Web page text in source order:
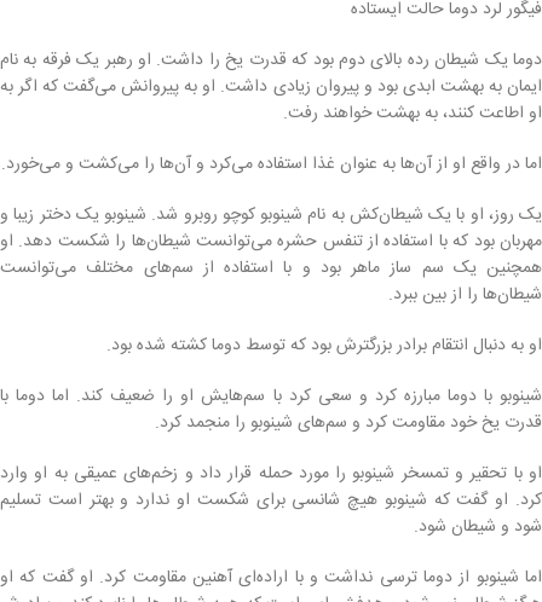
فیگور لرد دوما حالت ایستاده
دوما یک شیطان رده بالای دوم بود که قدرت یخ را داشت. او رهبر یک فرقه به نام
ایمان به بهشت ابدی بود و پیروان زیادی داشت. او به پیروانش می‌گفت که اگر به
او اطاعت کنند، به بهشت خواهند رفت.
اما در واقع او از آن‌ها به عنوان غذا استفاده می‌کرد و آن‌ها را می‌کشت و می‌خورد.
یک روز، او با یک شیطان‌کش به نام شینوبو کوچو روبرو شد. شینوبو یک دختر زیبا و
مهربان بود که با استفاده از تنفس حشره می‌توانست شیطان‌ها را شکست دهد. او
همچنین یک سم ساز ماهر بود و با استفاده از سم‌های مختلف می‌توانست
شیطان‌ها را از بین ببرد.
او به دنبال انتقام برادر بزرگترش بود که توسط دوما کشته شده بود.
شینوبو با دوما مبارزه کرد و سعی کرد با سم‌هایش او را ضعیف کند. اما دوما با
قدرت یخ خود مقاومت کرد و سم‌های شینوبو را منجمد کرد.
او با تحقیر و تمسخر شینوبو را مورد حمله قرار داد و زخم‌های عمیقی به او وارد
کرد. او گفت که شینوبو هیچ شانسی برای شکست او ندارد و بهتر است تسلیم
شود و شیطان شود.
اما شینوبو از دوما ترسی نداشت و با اراده‌ای آهنین مقاومت کرد. او گفت که او